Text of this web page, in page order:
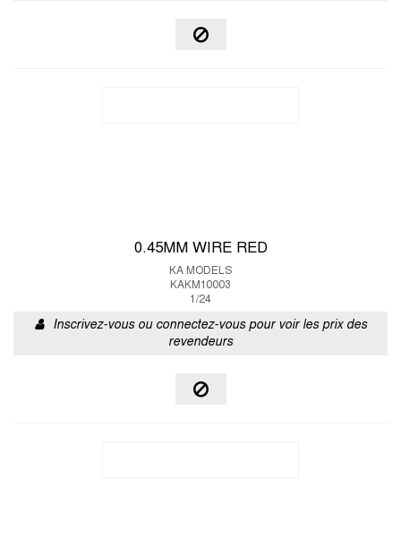
0.45MM WIRE RED
KA MODELS
KAKM10003
1/24
Inscrivez-vous ou connectez-vous pour voir les prix des
revendeurs